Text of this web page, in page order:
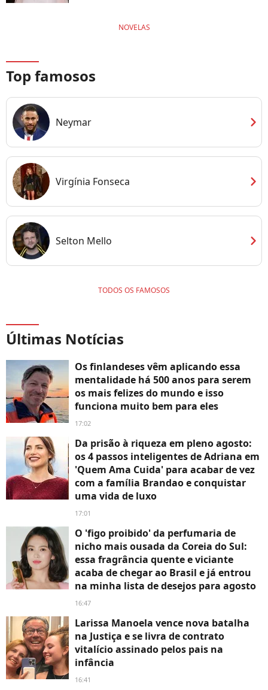
NOVELAS
Top famosos
Neymar chevron_right
Virgínia Fonseca chevron_right
Selton Mello chevron_right
TODOS OS FAMOSOS
Últimas Notícias
Os finlandeses vêm aplicando essa
mentalidade há 500 anos para serem
os mais felizes do mundo e isso
funciona muito bem para eles
17:02
Da prisão à riqueza em pleno agosto:
os 4 passos inteligentes de Adriana em
'Quem Ama Cuida' para acabar de vez
com a família Brandao e conquistar
uma vida de luxo
17:01
O 'figo proibido' da perfumaria de
nicho mais ousada da Coreia do Sul:
essa fragrância quente e viciante
acaba de chegar ao Brasil e já entrou
na minha lista de desejos para agosto
16:47
Larissa Manoela vence nova batalha
na Justiça e se livra de contrato
vitalício assinado pelos pais na
infância
16:41